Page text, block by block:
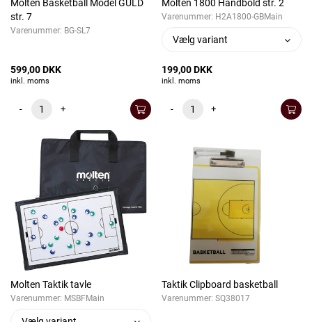
Molten Basketball Model GULD
str. 7
Varenummer: BG-SL7
599,00 DKK
inkl. moms
- +
Molten 1800 Håndbold str. 2
Varenummer: H2A1800-GBMain
Vælg variant
199,00 DKK
inkl. moms
- +
Molten Taktik tavle
Varenummer: MSBFMain
Taktik Clipboard basketball
Varenummer: SQ38017